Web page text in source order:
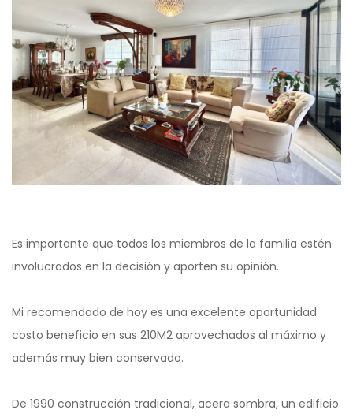
Es importante que todos los miembros de la familia estén
involucrados en la decisión y aporten su opinión.
Mi recomendado de hoy es una excelente oportunidad
costo beneficio en sus 210M2 aprovechados al máximo y
además muy bien conservado.
De 1990 construcción tradicional, acera sombra, un edificio